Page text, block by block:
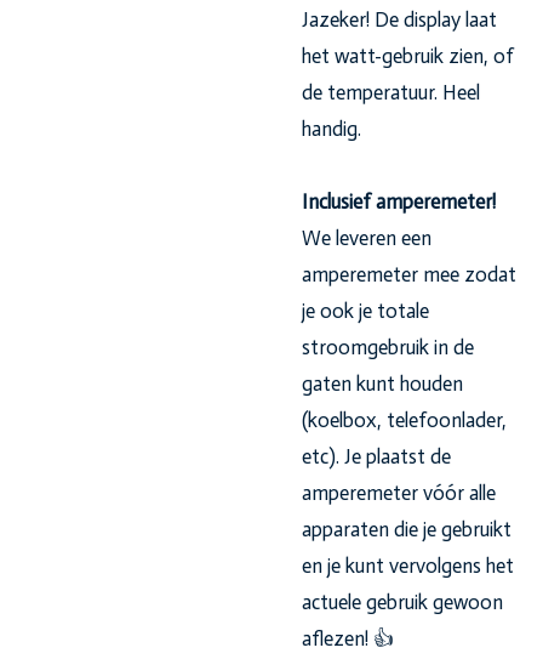
Jazeker! De display laat
het watt-gebruik zien, of
de temperatuur. Heel
handig.
Inclusief amperemeter!
We leveren een
amperemeter mee zodat
je ook je totale
stroomgebruik in de
gaten kunt houden
(koelbox, telefoonlader,
etc). Je plaatst de
amperemeter vóór alle
apparaten die je gebruikt
en je kunt vervolgens het
actuele gebruik gewoon
aflezen! 👍